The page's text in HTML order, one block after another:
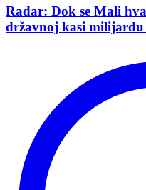
Radar: Dok se Mali
državnoj kasi milijardu